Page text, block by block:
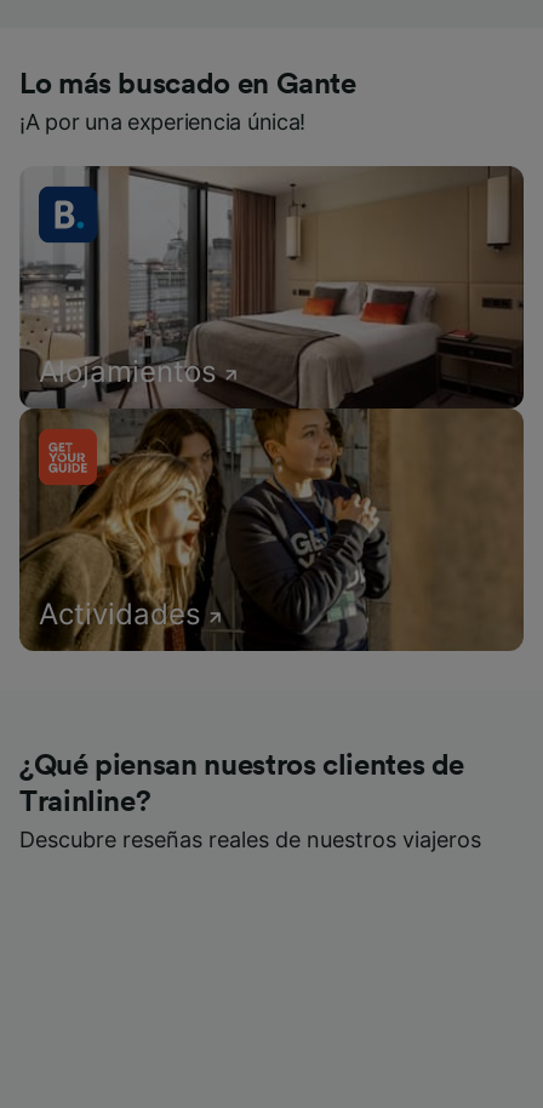
Lo más buscado en Gante
¡A por una experiencia única!
Alojamientos
Actividades
¿Qué piensan nuestros clientes de
Trainline?
Descubre reseñas reales de nuestros viajeros